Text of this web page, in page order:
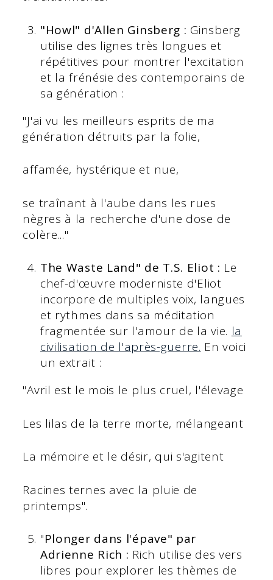
"Howl" d'Allen Ginsberg : Ginsberg
utilise des lignes très longues et
répétitives pour montrer l'excitation
et la frénésie des contemporains de
sa génération :
"J'ai vu les meilleurs esprits de ma
génération détruits par la folie,
affamée, hystérique et nue,
se traînant à l'aube dans les rues
nègres à la recherche d'une dose de
colère..."
The Waste Land" de T.S. Eliot : Le
chef-d'œuvre moderniste d'Eliot
incorpore de multiples voix, langues
et rythmes dans sa méditation
fragmentée sur l'amour de la vie. la
civilisation de l'après-guerre. En voici
un extrait :
"Avril est le mois le plus cruel, l'élevage
Les lilas de la terre morte, mélangeant
La mémoire et le désir, qui s'agitent
Racines ternes avec la pluie de
printemps".
"Plonger dans l'épave" par
Adrienne Rich : Rich utilise des vers
libres pour explorer les thèmes de